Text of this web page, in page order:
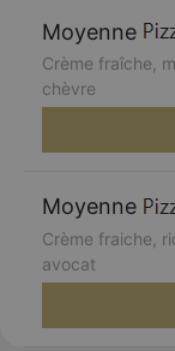
Moyenne
Crème fraîche,
chèvre
Moyenne
Crème fraiche,
avocat